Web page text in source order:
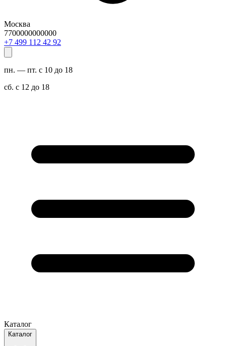
Москва
7700000000000
29 24 211 994 7+
пн. — пт. с 10 до 18
сб. с 12 до 18
Каталог
Каталог